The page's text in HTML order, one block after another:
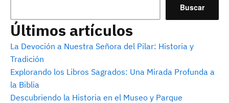
Buscar
Últimos artículos
La Devoción a Nuestra Señora del Pilar: Historia y
Tradición
Explorando los Libros Sagrados: Una Mirada Profunda a
la Biblia
Descubriendo la Historia en el Museo y Parque